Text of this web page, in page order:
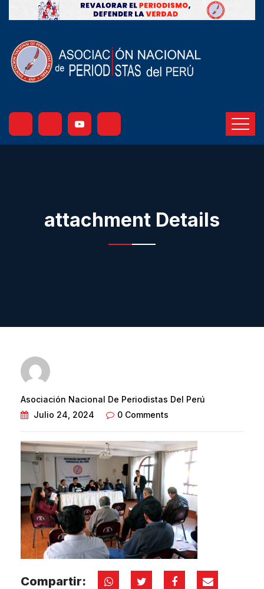
attachment Details
Asociación Nacional De Periodistas Del Perú
Julio 24, 2024
0 Comments
Compartir: